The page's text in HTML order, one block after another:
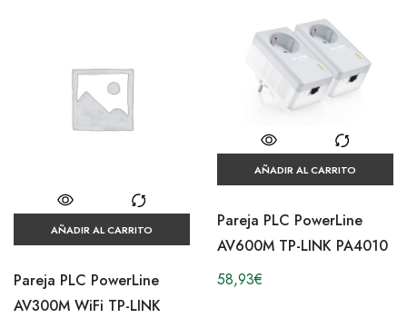
AÑADIR AL CARRITO
Pareja PLC PowerLine
AV300M WiFi TP-LINK
AÑADIR AL CARRITO
Pareja PLC PowerLine
AV600M TP-LINK PA4010
58,93€